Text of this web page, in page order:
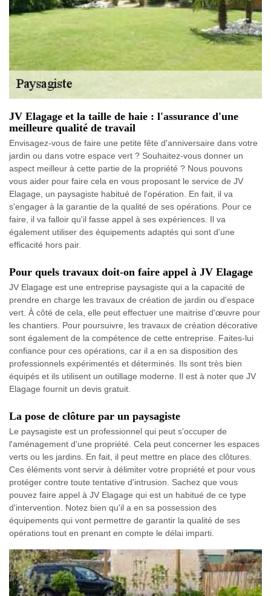
JV Elagage et la taille de haie : l'assurance d'une
meilleure qualité de travail
Envisagez-vous de faire une petite fête d'anniversaire dans votre
jardin ou dans votre espace vert ? Souhaitez-vous donner un
aspect meilleur à cette partie de la propriété ? Nous pouvons
vous aider pour faire cela en vous proposant le service de JV
Elagage, un paysagiste habitué de l'opération. En fait, il va
s'engager à la garantie de la qualité de ses opérations. Pour ce
faire, il va falloir qu'il fasse appel à ses expériences. Il va
également utiliser des équipements adaptés qui sont d'une
efficacité hors pair.
Pour quels travaux doit-on faire appel à JV Elagage
JV Elagage est une entreprise paysagiste qui a la capacité de
prendre en charge les travaux de création de jardin ou d'espace
vert. À côté de cela, elle peut effectuer une maitrise d'œuvre pour
les chantiers. Pour poursuivre, les travaux de création décorative
sont également de la compétence de cette entreprise. Faites-lui
confiance pour ces opérations, car il a en sa disposition des
professionnels expérimentés et déterminés. Ils sont très bien
équipés et ils utilisent un outillage moderne. Il est à noter que JV
Elagage fournit un devis gratuit.
La pose de clôture par un paysagiste
Le paysagiste est un professionnel qui peut s'occuper de
l'aménagement d'une propriété. Cela peut concerner les espaces
verts ou les jardins. En fait, il peut mettre en place des clôtures.
Ces éléments vont servir à délimiter votre propriété et pour vous
protéger contre toute tentative d'intrusion. Sachez que vous
pouvez faire appel à JV Elagage qui est un habitué de ce type
d'intervention. Notez bien qu'il a en sa possession des
équipements qui vont permettre de garantir la qualité de ses
opérations tout en prenant en compte le délai imparti.